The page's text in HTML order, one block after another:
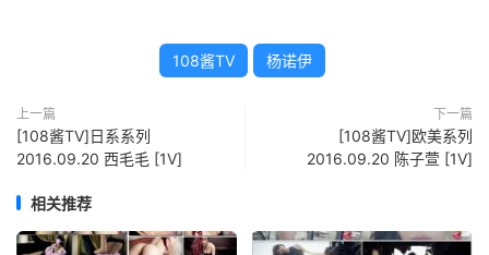
108酱TV 杨诺伊
上一篇
[108酱TV]日系系列
2016.09.20 西毛毛 [1V]
下一篇
[108酱TV]欧美系列
2016.09.20 陈子萱 [1V]
相关推荐